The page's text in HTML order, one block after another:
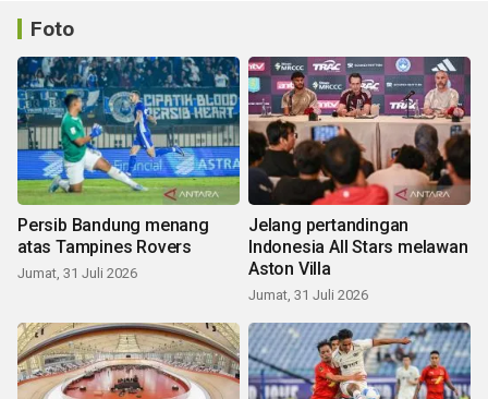
Foto
Persib Bandung menang
atas Tampines Rovers
Jumat, 31 Juli 2026
Jelang pertandingan
Indonesia All Stars melawan
Aston Villa
Jumat, 31 Juli 2026